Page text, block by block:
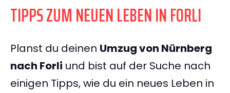
TIPPS ZUM NEUEN LEBEN IN FORLI
Planst du deinen Umzug von Nürnberg
nach Forli und bist auf der Suche nach
einigen Tipps, wie du ein neues Leben in